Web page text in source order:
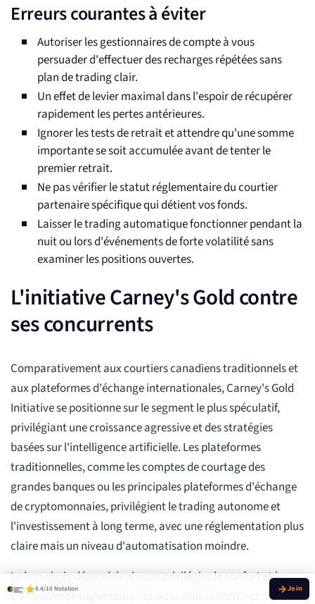
Erreurs courantes à éviter
Autoriser les gestionnaires de compte à vous
persuader d'effectuer des recharges répétées sans
plan de trading clair.
Un effet de levier maximal dans l'espoir de récupérer
rapidement les pertes antérieures.
Ignorer les tests de retrait et attendre qu'une somme
importante se soit accumulée avant de tenter le
premier retrait.
Ne pas vérifier le statut réglementaire du courtier
partenaire spécifique qui détient vos fonds.
Laisser le trading automatique fonctionner pendant la
nuit ou lors d'événements de forte volatilité sans
examiner les positions ouvertes.
L'initiative Carney's Gold contre
ses concurrents
Comparativement aux courtiers canadiens traditionnels et
aux plateformes d'échange internationales, Carney's Gold
Initiative se positionne sur le segment le plus spéculatif,
privilégiant une croissance agressive et des stratégies
basées sur l'intelligence artificielle. Les plateformes
traditionnelles, comme les comptes de courtage des
grandes banques ou les principales plateformes d'échange
de cryptomonnaies, privilégient le trading autonome et
l'investissement à long terme, avec une réglementation plus
claire mais un niveau d'automatisation moindre.
Le bon choix dépend de si vous privilégiez le confort et la
transparence réglementaires ou si vous recherchez
8.4/10 Notation